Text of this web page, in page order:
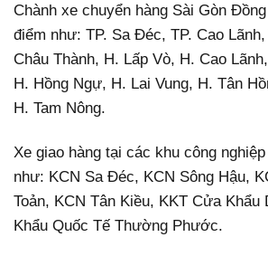
Chành xe chuyển hàng Sài Gòn
điểm như: TP. Sa Đéc, TP. Cao
Châu Thành, H. Lấp Vò, H. Cao
H. Hồng Ngự, H. Lai Vung, H. Tân
H. Tam Nông.
Xe giao hàng tại các khu công
như: KCN Sa Đéc, KCN Sông Hậu,
Toản, KCN Tân Kiều, KKT Cửa Khẩu
Khẩu Quốc Tế Thường Phước.